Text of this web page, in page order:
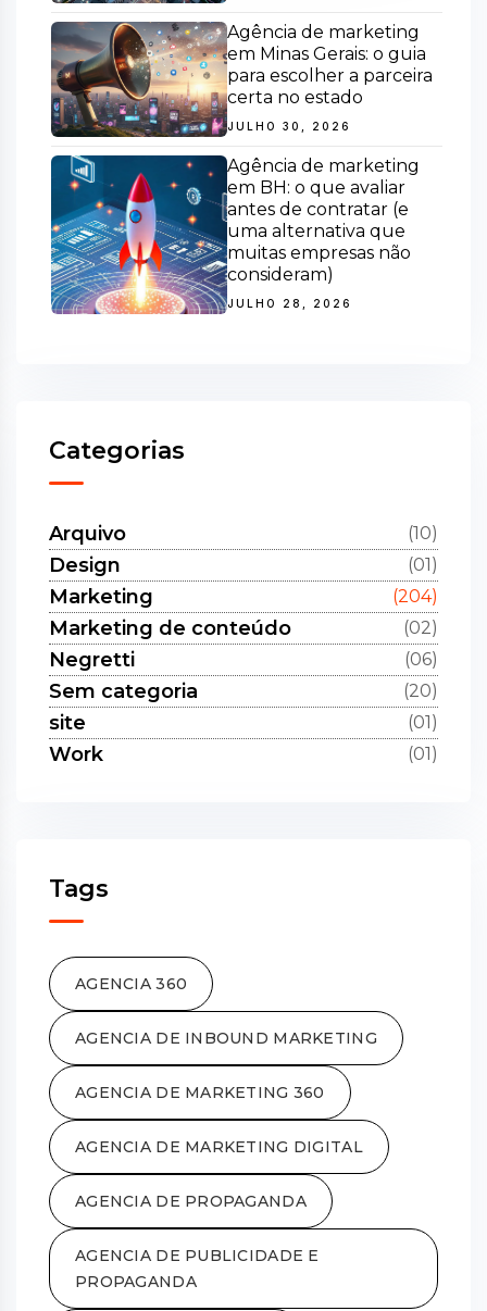
Agência de marketing
em Minas Gerais: o guia
para escolher a parceira
certa no estado
JULHO 30, 2026
Agência de marketing
em BH: o que avaliar
antes de contratar (e
uma alternativa que
muitas empresas não
consideram)
JULHO 28, 2026
Categorias
Arquivo (10)
Design (01)
Marketing (204)
Marketing de conteúdo (02)
Negretti (06)
Sem categoria (20)
site (01)
Work (01)
Tags
AGENCIA 360
AGENCIA DE INBOUND MARKETING
AGENCIA DE MARKETING 360
AGENCIA DE MARKETING DIGITAL
AGENCIA DE PROPAGANDA
AGENCIA DE PUBLICIDADE E
PROPAGANDA